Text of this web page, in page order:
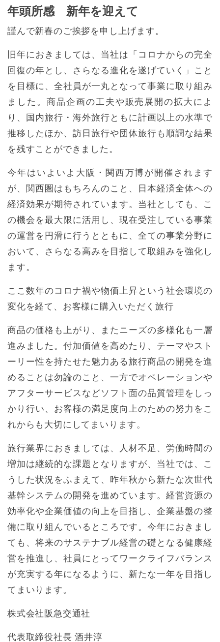
年頭所感 新年を迎えて
謹んで新春のご挨拶を申し上げます。
旧年におきましては、当社は「コロナからの完全
回復の年とし、さらなる進化を遂げていく」こと
を目標に、全社員が一丸となって事業に取り組み
ました。商品企画の工夫や販売展開の拡大によ
り、国内旅行・海外旅行ともに計画以上の水準で
推移したほか、訪日旅行や団体旅行も順調な結果
を残すことができました。
今年はいよいよ大阪・関西万博が開催されます
が、関西圏はもちろんのこと、日本経済全体への
経済効果が期待されています。当社としても、こ
の機会を最大限に活用し、現在受注している事業
の運営を円滑に行うとともに、全ての事業分野に
おいて、さらなる高みを目指して取組みを強化し
ます。
ここ数年のコロナ禍や物価上昇という社会環境の
変化を経て、お客様に購入いただく旅行
商品の価格も上がり、またニーズの多様化も一層
進みました。付加価値を高めたり、テーマやスト
ーリー性を持たせた魅力ある旅行商品の開発を進
めることは勿論のこと、一方でオペレーションや
アフターサービスなどソフト面の品質管理をしっ
かり行い、お客様の満足度向上のための努力をこ
れからも大切にしてまいります。
旅行業界におきましては、人材不足、労働時間の
増加は継続的な課題となりますが、当社では、こ
うした状況をふまえて、昨年秋から新たな次世代
基幹システムの開発を進めています。経営資源の
効率化や企業価値の向上を目指し、企業基盤の整
備に取り組んでいるところです。今年におきまし
ても、将来のサステナブル経営の礎となる健康経
営を推進し、社員にとってワークライフバランス
が充実する年になるように、新たな一年を目指し
てまいります。
株式会社阪急交通社
代表取締役社長 酒井淳